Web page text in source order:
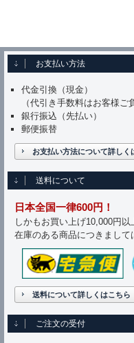
お支払い方法
代金引換（現金）
（代引き手数料はお客様ご
銀行振込（先払い）
郵便振替
お支払い方法について詳しく
送料について
日本全国一律600円！
しかもお買い上げ10,000円以
在庫のある商品につきまして
送料について詳しくはこちら
ご注文の受付